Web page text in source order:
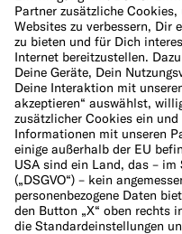
Cookie-Richtlinie